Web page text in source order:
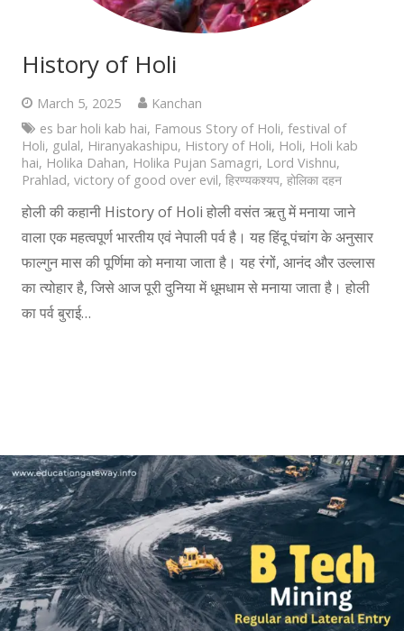
History of Holi
March 5, 2025
Kanchan
es bar holi kab hai, Famous Story of Holi, festival of
Holi, gulal, Hiranyakashipu, History of Holi, Holi, Holi kab
hai, Holika Dahan, Holika Pujan Samagri, Lord Vishnu,
Prahlad, victory of good over evil, हिरण्यकश्यप, होलिका दहन
होली की कहानी History of Holi होली वसंत ऋतु में मनाया जाने
वाला एक महत्वपूर्ण भारतीय एवं नेपाली पर्व है। यह हिंदू पंचांग के अनुसार
फाल्गुन मास की पूर्णिमा को मनाया जाता है। यह रंगों, आनंद और उल्लास
का त्योहार है, जिसे आज पूरी दुनिया में धूमधाम से मनाया जाता है। होली
का पर्व बुराई…